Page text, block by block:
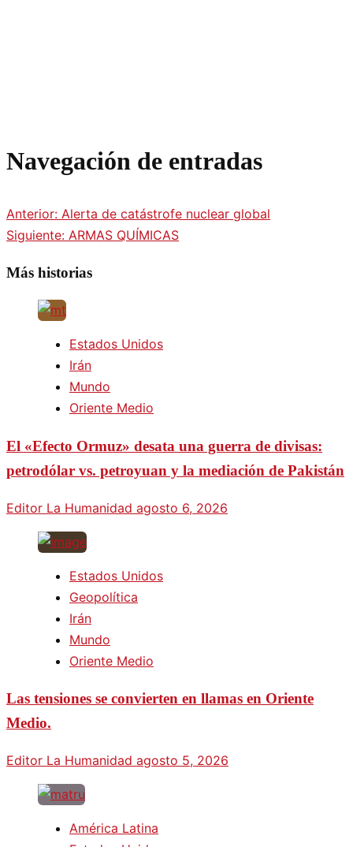
Navegación de entradas
Anterior: Alerta de catástrofe nuclear global
Siguiente: ARMAS QUÍMICAS
Más historias
Estados Unidos
Irán
Mundo
Oriente Medio
El «Efecto Ormuz» desata una guerra de divisas:
petrodólar vs. petroyuan y la mediación de Pakistán
Editor La Humanidad agosto 6, 2026
Estados Unidos
Geopolítica
Irán
Mundo
Oriente Medio
Las tensiones se convierten en llamas en Oriente
Medio.
Editor La Humanidad agosto 5, 2026
América Latina